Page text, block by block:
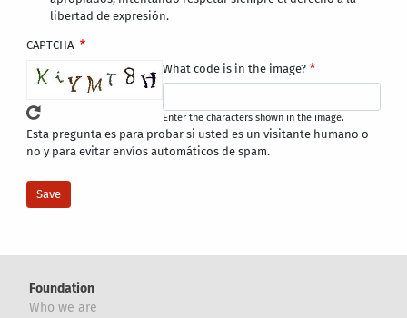
libertad de expresión.
CAPTCHA
What code is in the image?
Enter the characters shown in the image.
Esta pregunta es para probar si usted es un visitante humano o
no y para evitar envíos automáticos de spam.
Foundation
Who we are